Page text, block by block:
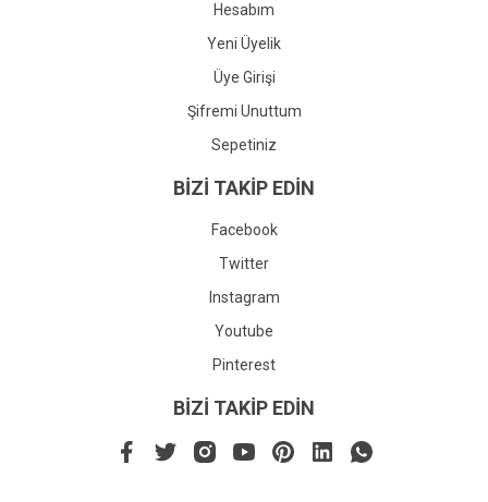
Hesabım
Yeni Üyelik
Üye Girişi
Şifremi Unuttum
Sepetiniz
BİZİ TAKİP EDİN
Facebook
Twitter
Instagram
Youtube
Pinterest
BİZİ TAKİP EDİN